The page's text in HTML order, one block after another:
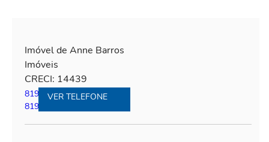
Imóvel de Anne Barros
Imóveis
CRECI: 14439
81995208737|
81995208737
VER TELEFONE